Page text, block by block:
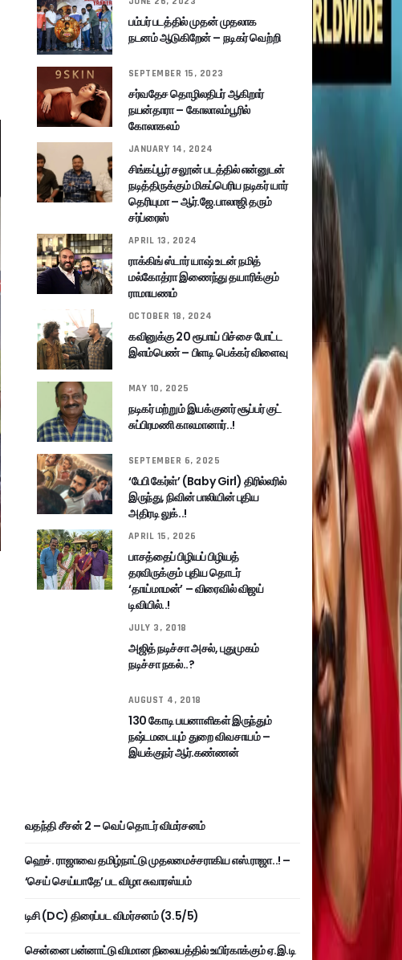
பம்பர் படத்தில் முதன் முதலாக
நடனம் ஆடுகிறேன் – நடிகர் வெற்றி
SEPTEMBER 15, 2023
சர்வதேச தொழிலதிபர் ஆகிறார்
நயன்தாரா – கோலாலம்பூரில்
கோலாகலம்
JANUARY 14, 2024
சிங்கப்பூர் சலூன் படத்தில் என்னுடன்
நடித்திருக்கும் மிகப்பெரிய நடிகர் யார்
தெரியுமா – ஆர்.ஜே.பாலாஜி தரும்
சர்ப்ரைஸ்
APRIL 13, 2024
ராக்கிங் ஸ்டார் யாஷ் உடன் நமித்
மல்கோத்ரா இணைந்து தயாரிக்கும்
ராமாயணம்
OCTOBER 18, 2024
கவினுக்கு 20 ரூபாய் பிச்சை போட்ட
இளம்பெண் – பிளடி பெக்கர் விளைவு
MAY 10, 2025
நடிகர் மற்றும் இயக்குனர் சூப்பர் குட்
சுப்பிரமணி காலமானார்..!
SEPTEMBER 6, 2025
‘பேபி கேர்ள்’ (Baby Girl) திரில்லரில்
இருந்து, நிவின் பாலியின் புதிய
அதிரடி லுக்..!
APRIL 15, 2026
பாசத்தைப் பிழியப் பிழியத்
தரவிருக்கும் புதிய தொடர்
‘தாய்மாமன்’ – விரைவில் விஜய்
டிவியில்..!
JULY 3, 2018
அஜித் நடிச்சா அசல், புதுமுகம்
நடிச்சா நகல்..?
AUGUST 4, 2018
130 கோடி பயனாளிகள் இருந்தும்
நஷ்டமடையும் துறை விவசாயம் –
இயக்குநர் ஆர்.கண்ணன்
வதந்தி சீசன் 2 – வெப் தொடர் விமர்சனம்
ஹெச். ராஜாவை தமிழ்நாட்டு முதலமைச்சராகிய எஸ்.ராஜா..! –
‘செய் செய்யாதே’ பட விழா சுவாரஸ்யம்
டிசி (DC) திரைப்பட விமர்சனம் (3.5/5)
சென்னை பன்னாட்டு விமான நிலையத்தில் உயிர்காக்கும் ஏ.இ.டி